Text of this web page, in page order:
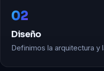
02
Diseño
Definimos la arquitectura y